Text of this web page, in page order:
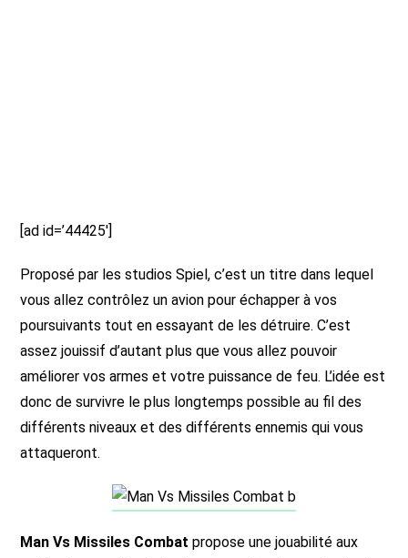
[ad id=’44425′]
Proposé par les studios Spiel, c’est un titre dans lequel
vous allez contrôlez un avion pour échapper à vos
poursuivants tout en essayant de les détruire. C’est
assez jouissif d’autant plus que vous allez pouvoir
améliorer vos armes et votre puissance de feu. L’idée est
donc de survivre le plus longtemps possible au fil des
différents niveaux et des différents ennemis qui vous
attaqueront.
Man Vs Missiles Combat propose une jouabilité aux